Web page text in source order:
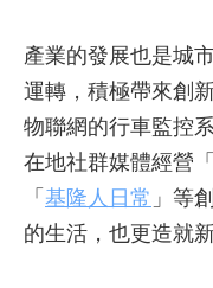
產業的發展也是城
運轉，積極帶來創
物聯網的行車監控
在地社群媒體經營「
「 基隆人日常 」等
的生活，也更造就